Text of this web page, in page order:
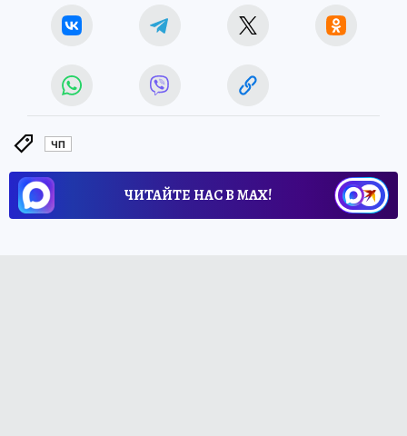
ЧП
ЧИТАЙТЕ НАС В МАХ!